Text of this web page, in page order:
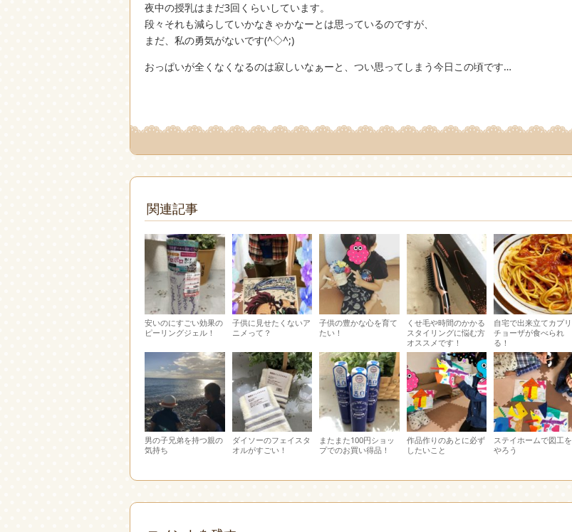
夜中の授乳はまだ3回くらいしています。
段々それも減らしていかなきゃかなーとは思っているのですが、
まだ、私の勇気がないです(^◇^;)
おっぱいが全くなくなるのは寂しいなぁーと、つい思ってしまう今日この頃です…
関連記事
安いのにすごい効果の
ピーリングジェル！
子供に見せたくないア
ニメって？
子供の豊かな心を育て
たい！
くせ毛や時間のかかる
スタイリングに悩む方
オススメです！
自宅で出来立てカプリ
チョーザが食べられ
る！
男の子兄弟を持つ親の
気持ち
ダイソーのフェイスタ
オルがすごい！
またまた100円ショッ
プでのお買い得品！
作品作りのあとに必ず
したいこと
ステイホームで図工を
やろう